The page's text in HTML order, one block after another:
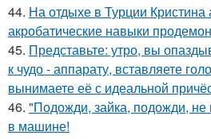
44. На отдыхе в Турции Кристина
акробатические навыки
45. Представьте: утро, вы
к чудо - аппарату, вставляете
вынимаете её с идеальной
46. "Подожди, зайка, подожди,
в машине!